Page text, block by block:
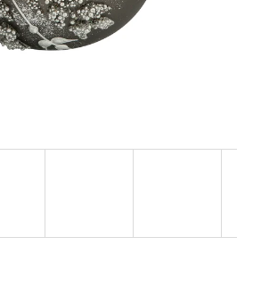
194 Kč